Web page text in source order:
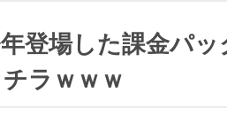
年登場した課金パ
ラｗｗｗ